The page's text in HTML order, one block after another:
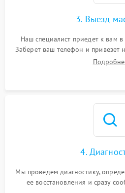
3. Выезд
Наш специалист приедет к вам
Заберет ваш телефон и привезет
4.
Мы проведем диагностику,
ее восстановления и сразу